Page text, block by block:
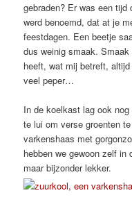
gebraden? Er was een
werd benoemd, dat at je
feestdagen. Een beetje
dus weinig smaak.
heeft, wat mij betreft,
veel peper…
In de koelkast lag ook
te lui om verse groenten
varkenshaas met
hebben we gewoon zelf in
maar bijzonder lekker.